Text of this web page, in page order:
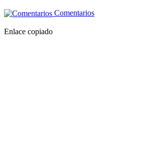
Comentarios
Enlace copiado